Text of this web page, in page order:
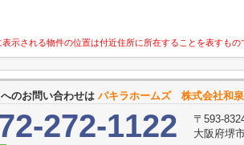
示される物件の位置は付近住所に所在することを表すもの
へのお問い合わせは パキラホームズ 株式会社和
272-1122
〒593-
大阪府堺